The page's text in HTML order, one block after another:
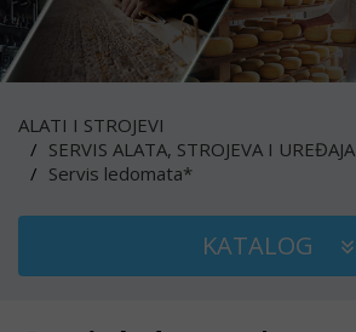
ALATI I STROJEVI
SERVIS ALATA, STROJEVA I UREĐAJA
Servis ledomata*
KATALOG